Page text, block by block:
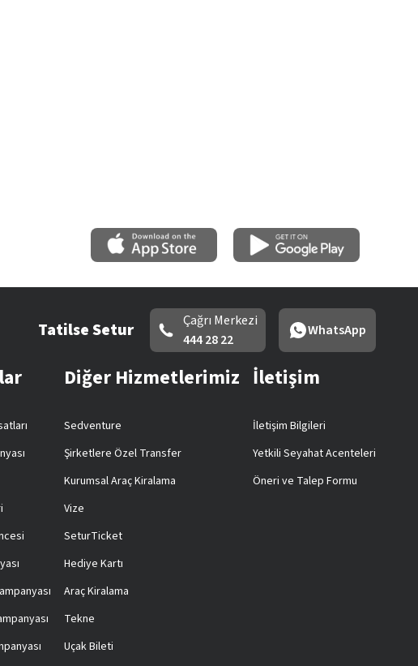
Tatilse Setur
Çağrı Merkezi
444 28 22
WhatsApp
Diğer Hizmetlerimiz
Sedventure
Şirketlere Özel Transfer
Kurumsal Araç Kiralama
Vize
SeturTicket
Hediye Kartı
Araç Kiralama
Tekne
Uçak Bileti
İletişim
İletişim Bilgileri
Yetkili Seyahat Acenteleri
Öneri ve Talep Formu